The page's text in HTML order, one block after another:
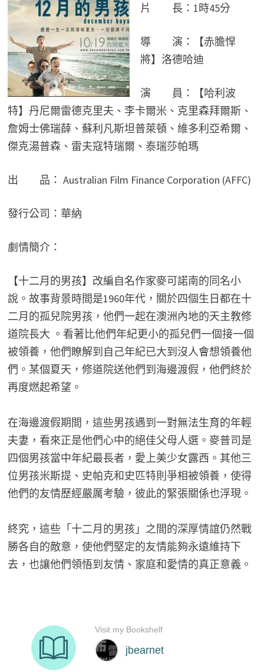
片 長：1時45分
導 演：【赤膽悍
將】洛德哈迪
演 員：【哈利波
特】丹尼爾雷德克里夫、李卡爾米、克里森拜爾斯、
詹姆士佛瑞薛、蘇利凡斯坦普萊頓、維多利亞希爾、
傑克湯普森、雷夫寇特瑞爾、泰瑞莎帕瑪
出 品： Australian Film Finance Corporation (AFFC)
發行公司：華納
劇情簡介：
【十二月的男孩】改編自名作家麥可諾南的同名小
說。故事背景時間是1960年代，關於四個生日都在十
二月的孤兒院男孩，他們一起在澳洲內地的天主教修
道院長大 。看著比他們年紀更小的孤兒們一個接一個
被領養，他們瞭解到自己年紀已大到沒人會想領養他
們。某個夏天，修道院送他們到海邊渡假，他們終於
再度燃起希望。
在海邊渡假期間，這些男孩遇到一對無法生育的年輕
夫妻，看來正是他們心中的絕佳父母人選。麥普司是
四個男孩當中年紀最長者，愛上美少女露西。其他三
位男孩米斯提、史帕克和史匹特則爭相被領養，使得
他們的友情歷經嚴厲考驗，彼此的緊張關係也浮現。
終究，這些「十二月的男孩」之間的深厚情誼仍然戰
勝各自的敵意，使他們堅定的友情能夠永遠維持下
去，也讓他們領悟到友情、家庭和愛情的真正意義。